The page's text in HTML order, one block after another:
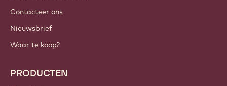
Contacteer ons
Nieuwsbrief
Waar te koop?
PRODUCTEN